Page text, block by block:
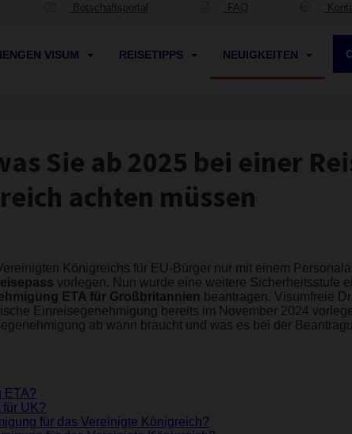
Botschaftsportal FAQ
VISUM REISETIPPS NEUIGKEITEN
Sie ab 2025 bei einer
achten müssen
Königreichs für EU-Bürger nur mit einem
vorlegen. Nun wurde eine weitere Sicherheitsstufe
ETA für Großbritannien beantragen. Visumfreie
Einreisegenehmigung bereits im November 2024
ab wann braucht und was es bei der
ETA?
UK?
für das Vereinigte Königreich?